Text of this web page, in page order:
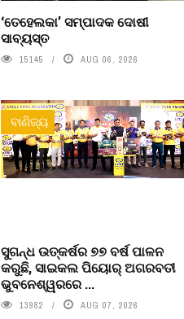
‘ତେହେଲକା’ ସମ୍ପାଦକ ଦୋଷୀ
ସାବ୍ୟସ୍ତ
15145 AUG 06, 2026
ବାଣିଜ୍ୟ
ସୁଗନ୍ଧ ଉତ୍କର୍ଷର ୭୭ ବର୍ଷ ପାଳନ
କରୁଛି, ସାଇକଲ ପିୟୋର୍‌ ଅଗରବତୀ
ଭୁବନେଶ୍ୱରରେ ...
13982 AUG 07, 2026